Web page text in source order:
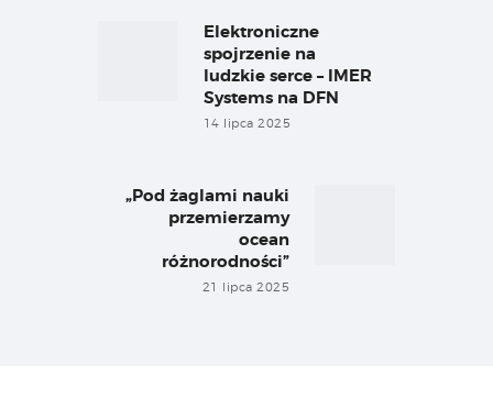
Previous
post:
Elektroniczne
spojrzenie na
ludzkie serce – IMER
Systems na DFN
14 lipca 2025
post:
„Pod żaglami nauki
przemierzamy
ocean
różnorodności”
21 lipca 2025